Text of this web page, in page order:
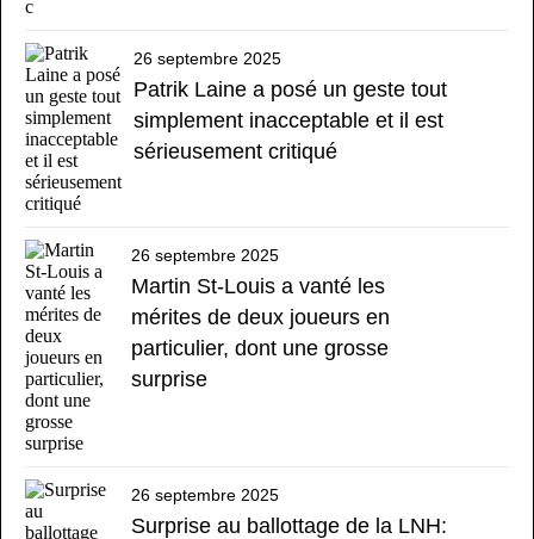
26 septembre 2025
Patrik Laine a posé un geste tout
simplement inacceptable et il est
sérieusement critiqué
26 septembre 2025
Martin St-Louis a vanté les
mérites de deux joueurs en
particulier, dont une grosse
surprise
26 septembre 2025
Surprise au ballottage de la LNH: